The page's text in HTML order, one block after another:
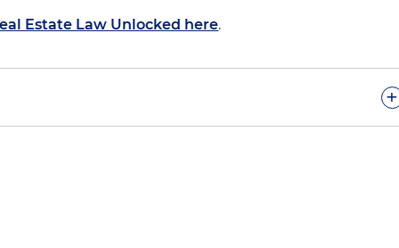
Estate Law Unlocked here.
+
Esteban, ¿por qué no le dice un poco de quién